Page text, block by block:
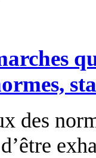
des